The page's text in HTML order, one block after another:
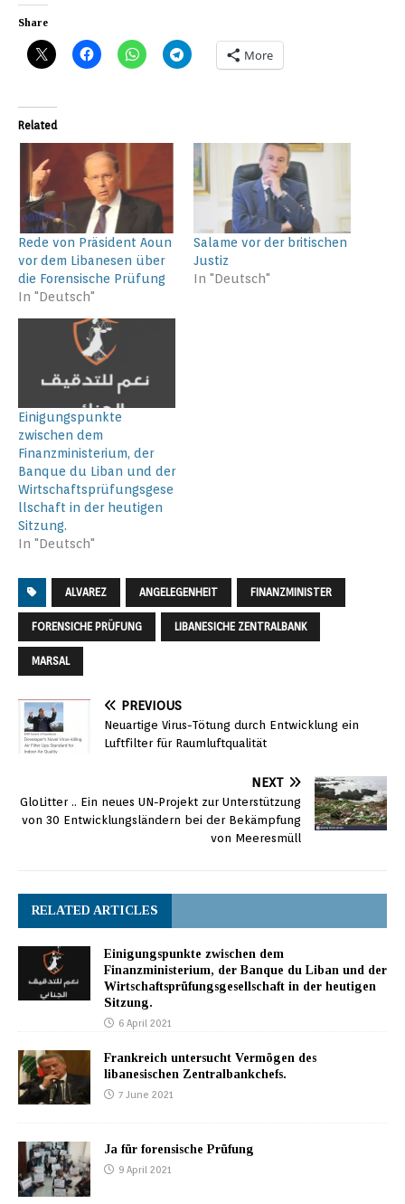
Share
More
Related
Rede von Präsident Aoun
vor dem Libanesen über
die Forensische Prüfung
In "Deutsch"
Salame vor der britischen
Justiz
In "Deutsch"
Einigungspunkte
zwischen dem
Finanzministerium, der
Banque du Liban und der
Wirtschaftsprüfungsgese
llschaft in der heutigen
Sitzung.
In "Deutsch"
ALVAREZ ANGELEGENHEIT FINANZMINISTER
FORENSICHE PRÜFUNG LIBANESICHE ZENTRALBANK
MARSAL
PREVIOUS
Neuartige Virus-Tötung durch Entwicklung ein
Luftfilter für Raumluftqualität
NEXT
GloLitter .. Ein neues UN-Projekt zur Unterstützung
von 30 Entwicklungsländern bei der Bekämpfung
von Meeresmüll
RELATED ARTICLES
Einigungspunkte zwischen dem
Finanzministerium, der Banque du Liban und der
Wirtschaftsprüfungsgesellschaft in der heutigen
Sitzung.
6 April 2021
Frankreich untersucht Vermögen des
libanesischen Zentralbankchefs.
7 June 2021
Ja für forensische Prüfung
9 April 2021